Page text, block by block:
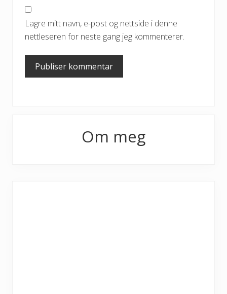
Lagre mitt navn, e-post og nettside i denne
nettleseren for neste gang jeg kommenterer.
Om meg